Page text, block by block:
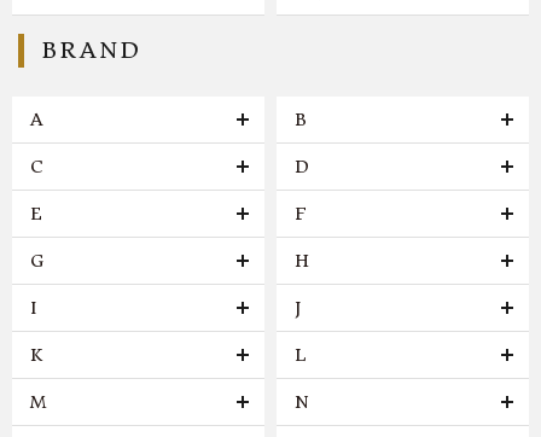
BRAND
A B
C D
E F
G H
I J
K L
M N